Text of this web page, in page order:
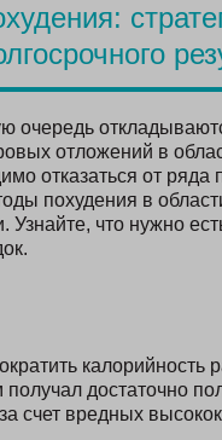
отложений в
отказаться от ряда
похудения в
что нужно
калорийность
достаточно
счет вредных